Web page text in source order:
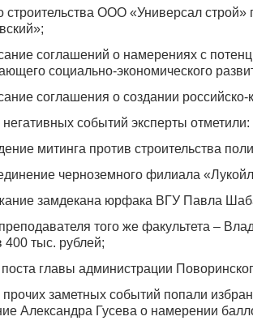
строительства ООО «Универсал
соглашений о намерениях с
социально-экономического
соглашения о создании
негативных событий эксперты отметили:
митинга против строительства
черноземного филиала
замдекана юрфака ВГУ Павла
того же факультета –
400 тыс. рублей;
поста главы администрации
прочих заметных событий попали
Александра Гусева о намерении